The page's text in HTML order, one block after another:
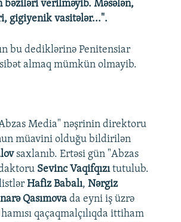
bəziləri verilməyib. Məsələn,
gigiyenik vasitələr...".
bu dediklərinə Penitensiar
almaq mümkün olmayib.
Media" nəşrinin direktoru
müavini olduğu bildirilən
saxlanıb. Ertəsi gün "Abzas
Sevinc Vaqifqızıtutulub.
Hafiz Babalı, Nərgiz
Qasımova da eyni iş üzrə
qaçaqmalçılıqda ittiham